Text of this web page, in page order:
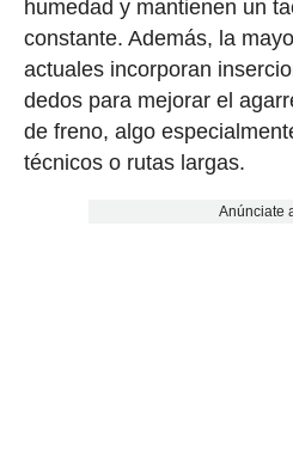
humedad y mantienen un
constante. Además, la
actuales incorporan
dedos para mejorar el
de freno, algo
técnicos o rutas largas.
Anúnciate